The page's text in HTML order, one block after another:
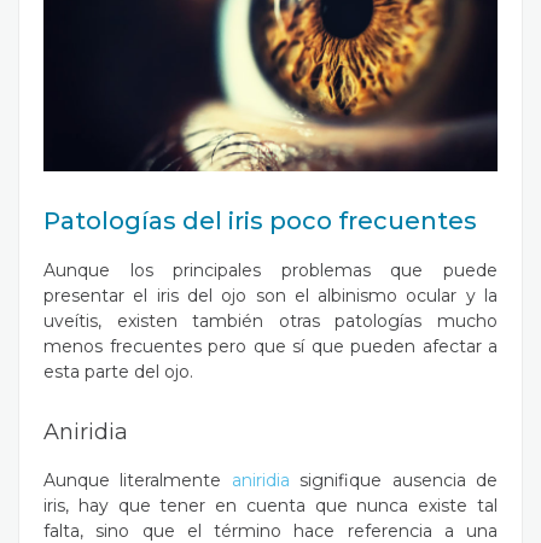
Patologías del iris poco frecuentes
Aunque los principales problemas que puede
presentar el iris del ojo son el albinismo ocular y la
uveítis, existen también otras patologías mucho
menos frecuentes pero que sí que pueden afectar a
esta parte del ojo.
Aniridia
Aunque literalmente aniridia signifique ausencia de
iris, hay que tener en cuenta que nunca existe tal
falta, sino que el término hace referencia a una